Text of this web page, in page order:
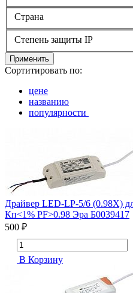
Страна
Степень защиты IP
Применить
Сортитировать по:
цене
названию
популярности
Драйвер LED-LP-5/6 (0.98X)
Кп<1% PF>0.98 Эра Б0039417
500 ₽
В Корзину